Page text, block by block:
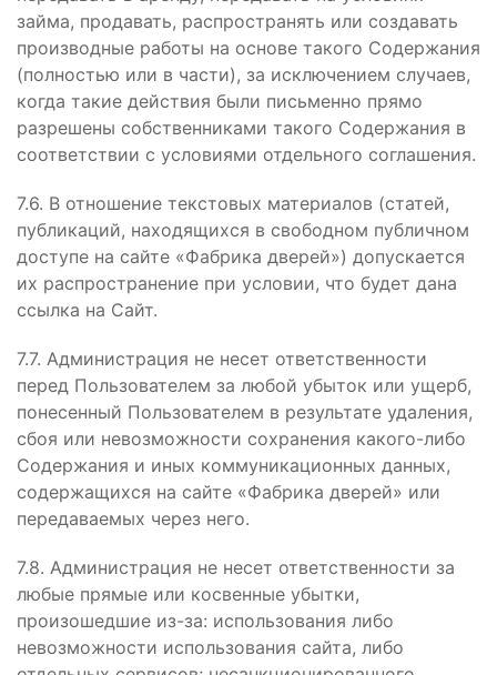
займа, продавать, распространять или создавать
производные работы на основе такого Содержания
(полностью или в части), за исключением случаев,
когда такие действия были письменно прямо
разрешены собственниками такого Содержания в
соответствии с условиями отдельного соглашения.
7.6. В отношение текстовых материалов (статей,
публикаций, находящихся в свободном публичном
доступе на сайте «Фабрика дверей») допускается
их распространение при условии, что будет дана
ссылка на Сайт.
7.7. Администрация не несет ответственности
перед Пользователем за любой убыток или ущерб,
понесенный Пользователем в результате удаления,
сбоя или невозможности сохранения какого-либо
Содержания и иных коммуникационных данных,
содержащихся на сайте «Фабрика дверей» или
передаваемых через него.
7.8. Администрация не несет ответственности за
любые прямые или косвенные убытки,
произошедшие из-за: использования либо
невозможности использования сайта, либо